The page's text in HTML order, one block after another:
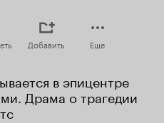
Добавить Еще
в эпицентре
Драма о трагедии